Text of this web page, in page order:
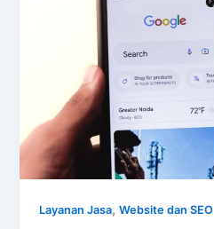
Layanan Jasa,Website dan SEO